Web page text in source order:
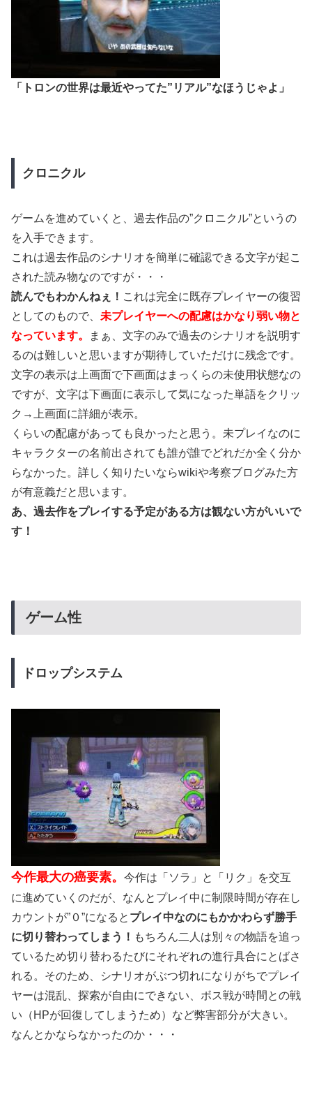
「トロンの世界は最近やってた”リアル”なほうじゃよ」
クロニクル
ゲームを進めていくと、過去作品の”クロニクル”というの
を入手できます。
これは過去作品のシナリオを簡単に確認できる文字が起こ
された読み物なのですが・・・
読んでもわかんねぇ！ これは完全に既存プレイヤーの復習
としてのもので、 未プレイヤーへの配慮はかなり弱い物と
なっています。
まぁ、文字のみで過去のシナリオを説明す
るのは難しいと思いますが期待していただけに残念です。
文字の表示は上画面で下画面はまっくらの未使用状態なの
ですが、文字は下画面に表示して気になった単語をクリッ
ク→上画面に詳細が表示。
くらいの配慮があっても良かったと思う。未プレイなのに
キャラクターの名前出されても誰が誰でどれだか全く分か
らなかった。詳しく知りたいならwikiや考察ブログみた方
が有意義だと思います。
あ、過去作をプレイする予定がある方は観ない方がいいで
す！
ゲーム性
ドロップシステム
今作最大の癌要素。 今作は「ソラ」と「リク」を交互
に進めていくのだが、なんとプレイ中に制限時間が存在し
カウントが”０”になると プレイ中なのにもかかわらず勝手
に切り替わってしまう！ もちろん二人は別々の物語を追っ
ているため切り替わるたびにそれぞれの進行具合にとばさ
れる。そのため、シナリオがぶつ切れになりがちでプレイ
ヤーは混乱、探索が自由にできない、ボス戦が時間との戦
い（HPが回復してしまうため）など弊害部分が大きい。
なんとかならなかったのか・・・